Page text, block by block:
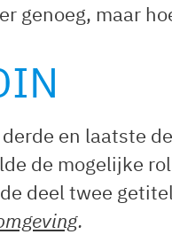
genoeg, maar
en laatste
de mogelijke
deel twee
.